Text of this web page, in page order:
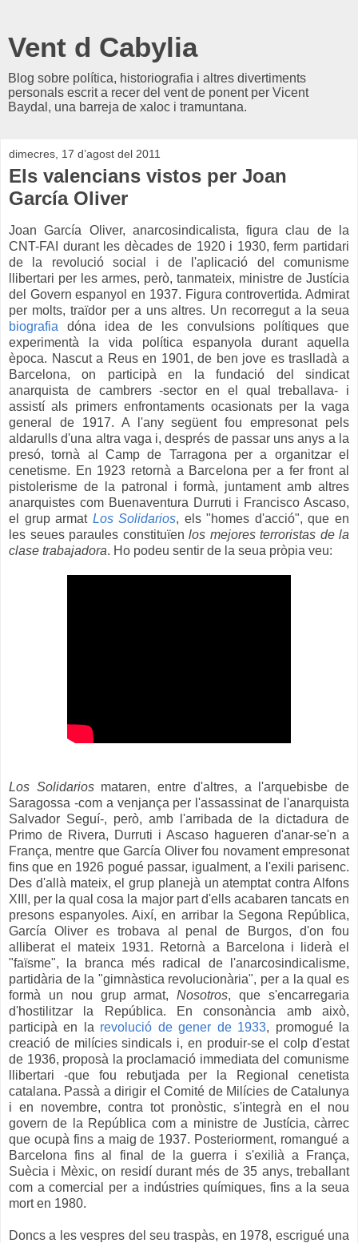
Vent d Cabylia
Blog sobre política, historiografia i altres divertiments
personals escrit a recer del vent de ponent per Vicent
Baydal, una barreja de xaloc i tramuntana.
dimecres, 17 d’agost del 2011
Els valencians vistos per Joan
García Oliver
Joan García Oliver, anarcosindicalista, figura clau de la
CNT-FAI durant les dècades de 1920 i 1930, ferm partidari
de la revolució social i de l'aplicació del comunisme
llibertari per les armes, però, tanmateix, ministre de Justícia
del Govern espanyol en 1937. Figura controvertida. Admirat
per molts, traïdor per a uns altres. Un recorregut a la seua
biografia dóna idea de les convulsions polítiques que
experimentà la vida política espanyola durant aquella
època. Nascut a Reus en 1901, de ben jove es traslladà a
Barcelona, on participà en la fundació del sindicat
anarquista de cambrers -sector en el qual treballava- i
assistí als primers enfrontaments ocasionats per la vaga
general de 1917. A l'any següent fou empresonat pels
aldarulls d'una altra vaga i, després de passar uns anys a la
presó, tornà al Camp de Tarragona per a organitzar el
cenetisme. En 1923 retornà a Barcelona per a fer front al
pistolerisme de la patronal i formà, juntament amb altres
anarquistes com Buenaventura Durruti i Francisco Ascaso,
el grup armat Los Solidarios, els "homes d'acció", que en
les seues paraules constituïen los mejores terroristas de la
clase trabajadora. Ho podeu sentir de la seua pròpia veu:
Los Solidariosmataren, entre d'altres, a l'arquebisbe de
Saragossa -com a venjança per l'assassinat de l'anarquista
Salvador Seguí-, però, amb l'arribada de la dictadura de
Primo de Rivera, Durruti i Ascaso hagueren d'anar-se'n a
França, mentre que García Oliver fou novament empresonat
fins que en 1926 pogué passar, igualment, a l'exili parisenc.
Des d'allà mateix, el grup planejà un atemptat contra Alfons
XIII, per la qual cosa la major part d'ells acabaren tancats en
presons espanyoles. Així, en arribar la Segona República,
García Oliver es trobava al penal de Burgos, d'on fou
alliberat el mateix 1931. Retornà a Barcelona i liderà el
"faïsme", la branca més radical de l'anarcosindicalisme,
partidària de la "gimnàstica revolucionària", per a la qual es
formà un nou grup armat,Nosotros, que s'encarregaria
d'hostilitzar la República. En consonància amb això,
participà en la revolució de gener de 1933, promogué la
creació de milícies sindicals i, en produir-se el colp d'estat
de 1936, proposà la proclamació immediata del comunisme
llibertari -que fou rebutjada per la Regional cenetista
catalana. Passà a dirigir el Comité de Milícies de Catalunya
i en novembre, contra tot pronòstic, s'integrà en el nou
govern de la República com a ministre de Justícia, càrrec
que ocupà fins a maig de 1937. Posteriorment, romangué a
Barcelona fins al final de la guerra i s'exilià a França,
Suècia i Mèxic, on residí durant més de 35 anys, treballant
com a comercial per a indústries químiques, fins a la seua
mort en 1980.
Doncs a les vespres del seu traspàs, en 1978, escrigué una